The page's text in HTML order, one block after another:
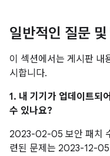
일반적인 질문 및
이 섹션에서는 게시판 내
시합니다.
1. 내 기기가 업데이트되
수 있나요?
2023-02-05 보안 패치
련된 문제는 2023-12-05